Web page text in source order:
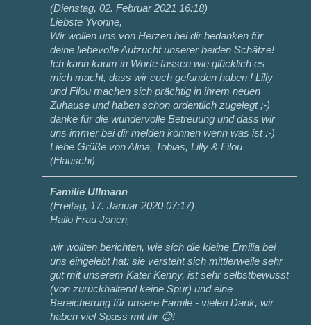
(Dienstag, 02. Februar 2021 16:18)
Liebste Yvonne,
Wir wollen uns von Herzen bei dir bedanken für
deine liebevolle Aufzucht unserer beiden Schätze!
Ich kann kaum in Worte fassen wie glücklich es
mich macht, dass wir euch gefunden haben ! Lilly
und Filou machen sich prächtig in ihrem neuen
Zuhause und haben schon ordentlich zugelegt ;-)
danke für die wundervolle Betreuung und dass wir
uns immer bei dir melden können wenn was ist :-)
Liebe Grüße von Alina, Tobias, Lilly & Filou
(Flauschi)
Familie Ullmann
(Freitag, 17. Januar 2020 07:17)
Hallo Frau Jonen,
wir wollten berichten, wie sich die kleine Emilia bei
uns eingelebt hat: sie versteht sich mittlerweile sehr
gut mit unserem Kater Kenny, ist sehr selbstbewusst
(von zurückhaltend keine Spur) und eine
Bereicherung für unsere Famile - vielen Dank, wir
haben viel Spass mit ihr 😊!